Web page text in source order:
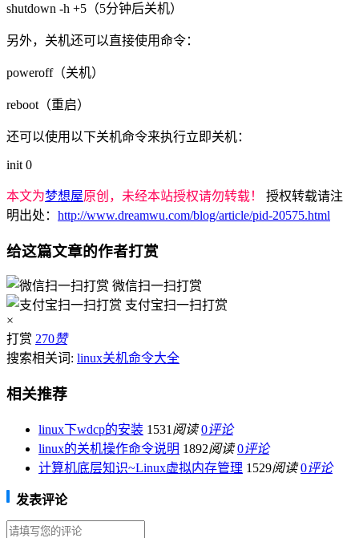
shutdown -h +5（5分钟后关机）
另外，关机还可以直接使用命令：
poweroff（关机）
reboot（重启）
还可以使用以下关机命令来执行立即关机：
init 0
本文为梦想屋原创，未经本站授权请勿转载！
授权转载请注
明出处： http://www.dreamwu.com/blog/article/pid-20575.html
给这篇文章的作者打赏
微信扫一扫打赏
支付宝扫一扫打赏
×
打赏 270赞
搜索相关词: linux关机命令大全
相关推荐
linux下wdcp的安装 1531 阅读 0评论
linux的关机操作命令说明 1892阅读 0评论
计算机底层知识~Linux虚拟内存管理 1529阅读 0评论
发表评论